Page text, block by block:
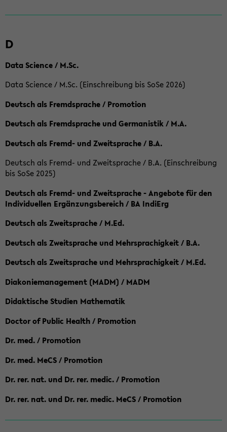
D
Data Science / M.Sc.
Data Science / M.Sc. (Einschreibung bis SoSe 2026)
Deutsch als Fremdsprache / Promotion
Deutsch als Fremdsprache und Germanistik / M.A.
Deutsch als Fremd- und Zweitsprache / B.A.
Deutsch als Fremd- und Zweitsprache / B.A. (Einschreibung
bis SoSe 2025)
Deutsch als Fremd- und Zweitsprache - Angebote für den
Individuellen Ergänzungsbereich / BA IndiErg
Deutsch als Zweitsprache / M.Ed.
Deutsch als Zweitsprache und Mehrsprachigkeit / B.A.
Deutsch als Zweitsprache und Mehrsprachigkeit / M.Ed.
Diakoniemanagement (MADM) / MADM
Didaktische Studien Mathematik
Doctor of Public Health / Promotion
Dr. med. / Promotion
Dr. med. MeCS / Promotion
Dr. rer. nat. und Dr. rer. medic. / Promotion
Dr. rer. nat. und Dr. rer. medic. MeCS / Promotion